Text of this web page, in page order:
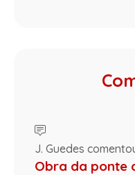
J. Guedes
Obra da ponte